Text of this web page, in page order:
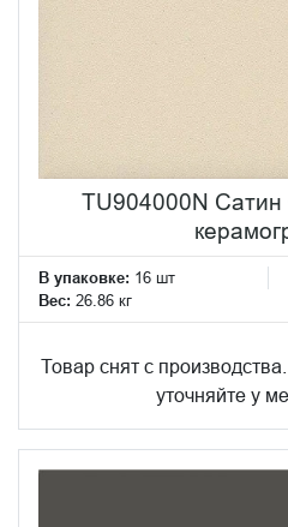
TU904000N
В упаковке: 16 шт
Вес: 26.86 кг
Товар снят с
уточняйте у